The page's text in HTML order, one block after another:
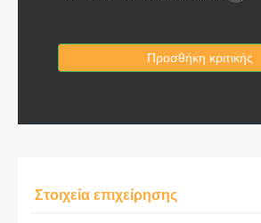
Προσθήκη κριτικής
Στοιχεία επιχείρησης